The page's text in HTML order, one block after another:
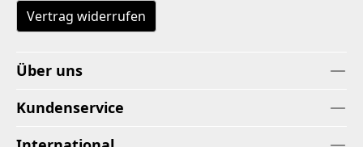
Vertrag widerrufen
Über uns
Kundenservice